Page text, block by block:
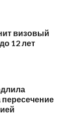
визовый
12 лет
пересечение